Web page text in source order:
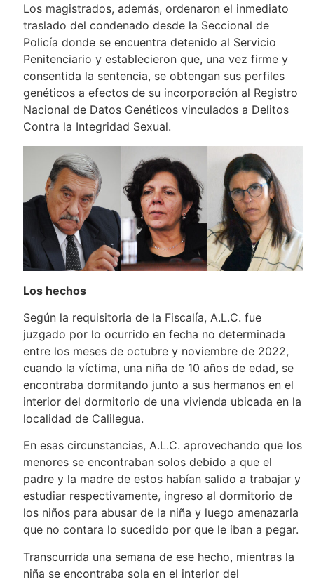
Los magistrados, además, ordenaron el inmediato
traslado del condenado desde la Seccional de
Policía donde se encuentra detenido al Servicio
Penitenciario y establecieron que, una vez firme y
consentida la sentencia, se obtengan sus perfiles
genéticos a efectos de su incorporación al Registro
Nacional de Datos Genéticos vinculados a Delitos
Contra la Integridad Sexual.
Los hechos
Según la requisitoria de la Fiscalía, A.L.C. fue
juzgado por lo ocurrido en fecha no determinada
entre los meses de octubre y noviembre de 2022,
cuando la víctima, una niña de 10 años de edad, se
encontraba dormitando junto a sus hermanos en el
interior del dormitorio de una vivienda ubicada en la
localidad de Calilegua.
En esas circunstancias, A.L.C. aprovechando que los
menores se encontraban solos debido a que el
padre y la madre de estos habían salido a trabajar y
estudiar respectivamente, ingreso al dormitorio de
los niños para abusar de la niña y luego amenazarla
que no contara lo sucedido por que le iban a pegar.
Transcurrida una semana de ese hecho, mientras la
niña se encontraba sola en el interior del